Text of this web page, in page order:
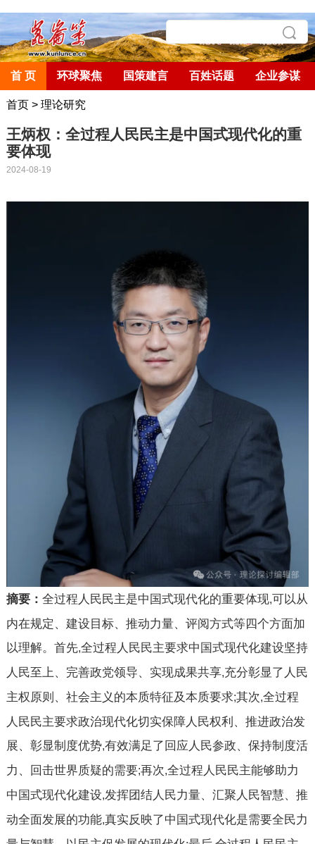
首 页 环球聚焦 国策建言 百姓话题 企业参谋
首页> 理论研究
王炳权：全过程人民民主是中国式现代化的重
要体现
2024-08-19
摘要： 全过程人民民主是中国式现代化的重要体现,可以从
内在规定、建设目标、推动力量、评阅方式等四个方面加
以理解。首先,全过程人民民主要求中国式现代化建设坚持
人民至上、完善政党领导、实现成果共享,充分彰显了人民
主权原则、社会主义的本质特征及本质要求;其次,全过程
人民民主要求政治现代化切实保障人民权利、推进政治发
展、彰显制度优势,有效满足了回应人民参政、保持制度活
力、回击世界质疑的需要;再次,全过程人民民主能够助力
中国式现代化建设,发挥团结人民力量、汇聚人民智慧、推
动全面发展的功能,真实反映了中国式现代化是需要全民力